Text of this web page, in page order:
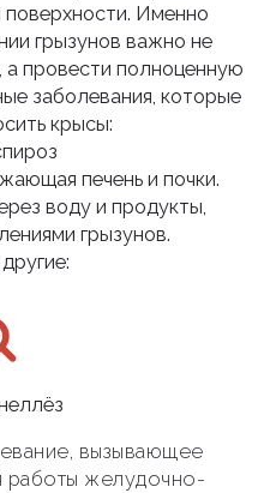
поверхности. Именно
грызунов важно не
а провести полноценную
заболевания, которые
крысы:
печень и почки.
воду и продукты,
грызунов.
вызывающее
работы желудочно-